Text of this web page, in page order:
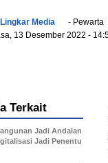
Media
- Pewarta
13 Desember 2022 -
Terkait
Jadi Andalan
Jadi Penentu